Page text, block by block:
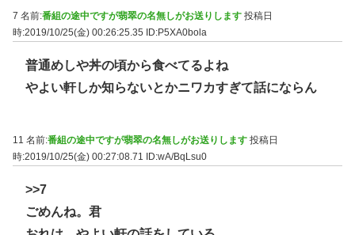
7 名前:番組の途中ですが翡翠の名無しがお送りします 投稿日
時:2019/10/25(金) 00:26:25.35
ID:P5XA0bola
普通めしや丼の頃から食べてるよね
やよい軒しか知らないとかニワカすぎて話にならん
11 名前:番組の途中ですが翡翠の名無しがお送りします 投稿日
時:2019/10/25(金) 00:27:08.71
ID:wA/BqLsu0
>>7
ごめんね。君